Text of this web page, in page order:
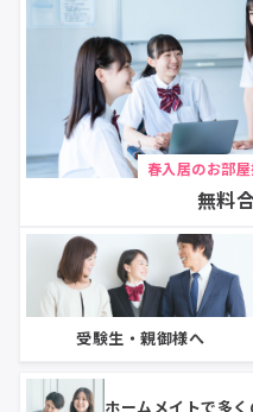
春入居のお部
無料
受験生・親御様へ
ホームメイトで多